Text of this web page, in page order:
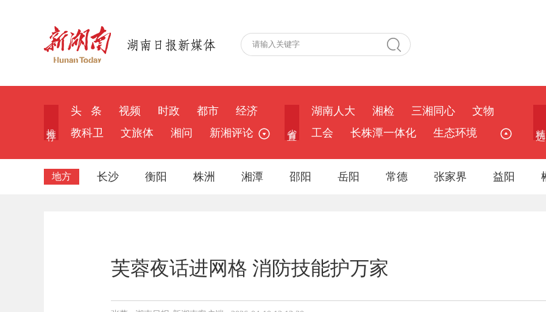
头 条 视频 时政 都市
经济
教科卫
文旅体 湘问 新湘评论
湖南人大 湘检 三湘同心
文物
工会
长株潭一体化 生态环境
地方 长沙 衡阳 株洲 湘潭 邵阳 岳阳 常德 张家界 益阳
芙蓉夜话进网格 消防技能护万家